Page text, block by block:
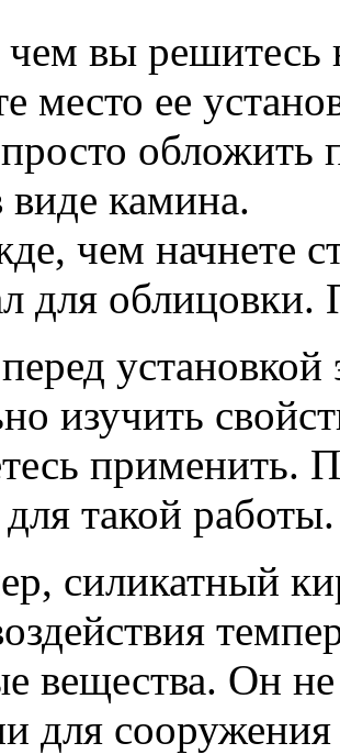
вы решитесь
место ее
обложить
виде камина.
чем начнете
для
установкой
изучить
применить.
для такой работы.
силикатный
вещества. Он
для